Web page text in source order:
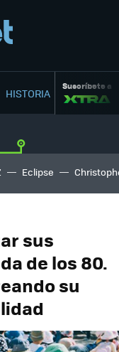
HISTORIA Suscríbete a
Eclipse
sus
de los 80.
su